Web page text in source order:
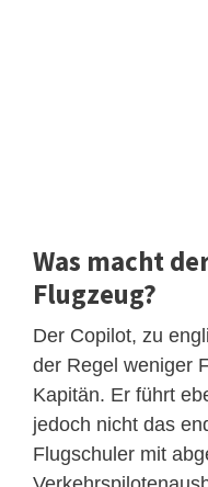
Was macht
Flugzeug?
Der Copilot, zu
der Regel weniger
Kapitän. Er führt
jedoch nicht das
Flugschuler mit